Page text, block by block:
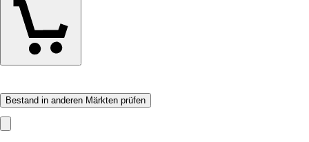
Bestand in anderen Märkten prüfen